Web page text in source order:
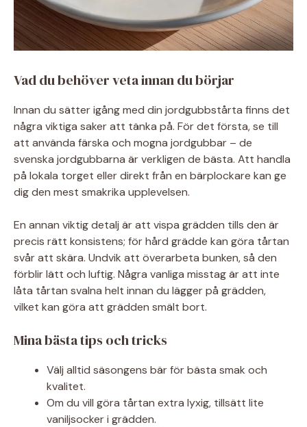
Vad du behöver veta innan du börjar
Innan du sätter igång med din jordgubbstårta finns det
några viktiga saker att tänka på. För det första, se till
att använda färska och mogna jordgubbar – de
svenska jordgubbarna är verkligen de bästa. Att handla
på lokala torget eller direkt från en bärplockare kan ge
dig den mest smakrika upplevelsen.
En annan viktig detalj är att vispa grädden tills den är
precis rätt konsistens; för hård grädde kan göra tårtan
svår att skära. Undvik att överarbeta bunken, så den
förblir lätt och luftig. Några vanliga misstag är att inte
låta tårtan svalna helt innan du lägger på grädden,
vilket kan göra att grädden smält bort.
Mina bästa tips och tricks
Välj alltid säsongens bär för bästa smak och
kvalitet.
Om du vill göra tårtan extra lyxig, tillsätt lite
vaniljsocker i grädden.